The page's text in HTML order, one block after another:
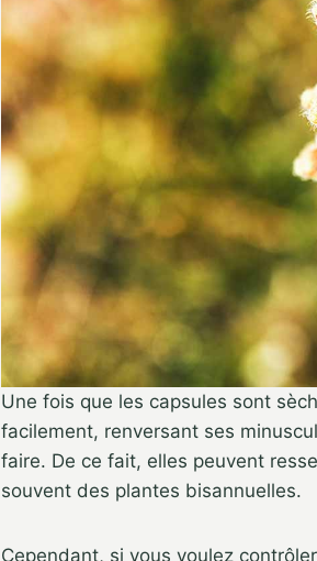
Une fois que les capsules sont
facilement, renversant ses
faire. De ce fait, elles peuvent
souvent des plantes bisannuelles.
Cependant, si vous voulez